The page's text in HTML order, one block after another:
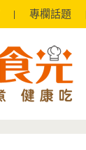
專欄話題